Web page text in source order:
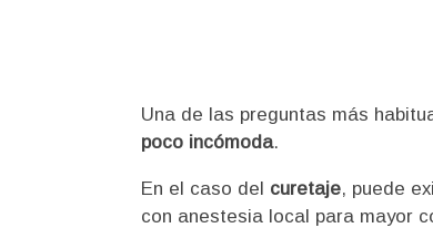
Una de las preguntas más
poco incómoda.
En el caso del curetaje, puede
con anestesia local para mayor